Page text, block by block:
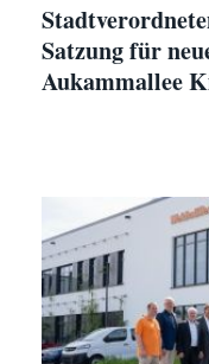
Satzung für
Aukammallee